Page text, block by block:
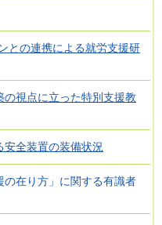
との連携による就労支援研
視点に立った特別支援教
全装置の装備状況
の在り方」に関する有識者